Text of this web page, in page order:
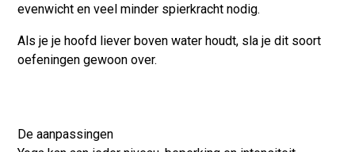
evenwicht en veel minder spierkracht nodig.
Als je je hoofd liever boven water houdt, sla je dit soort
oefeningen gewoon over.
De aanpassingen